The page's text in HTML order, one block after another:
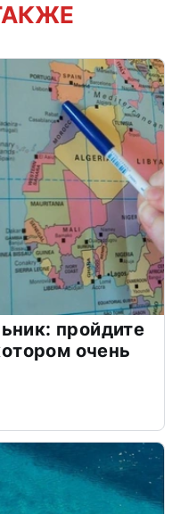
пройдите
очень